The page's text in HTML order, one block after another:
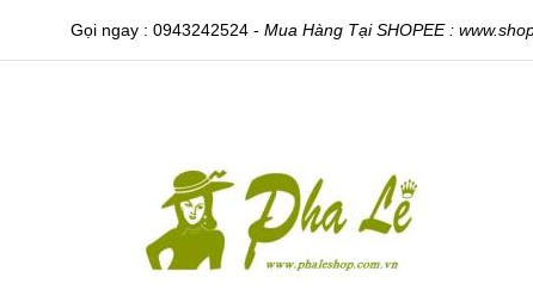
Gọi ngay : 0943242524 - Mua Hàng Tại SHOPEE :